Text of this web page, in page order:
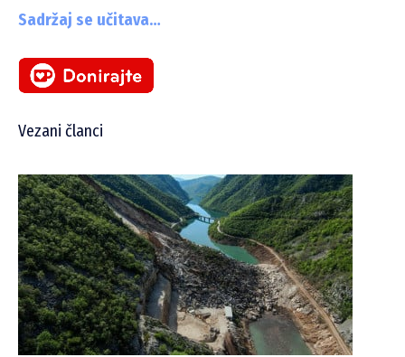
Sadržaj se učitava…
Vezani članci